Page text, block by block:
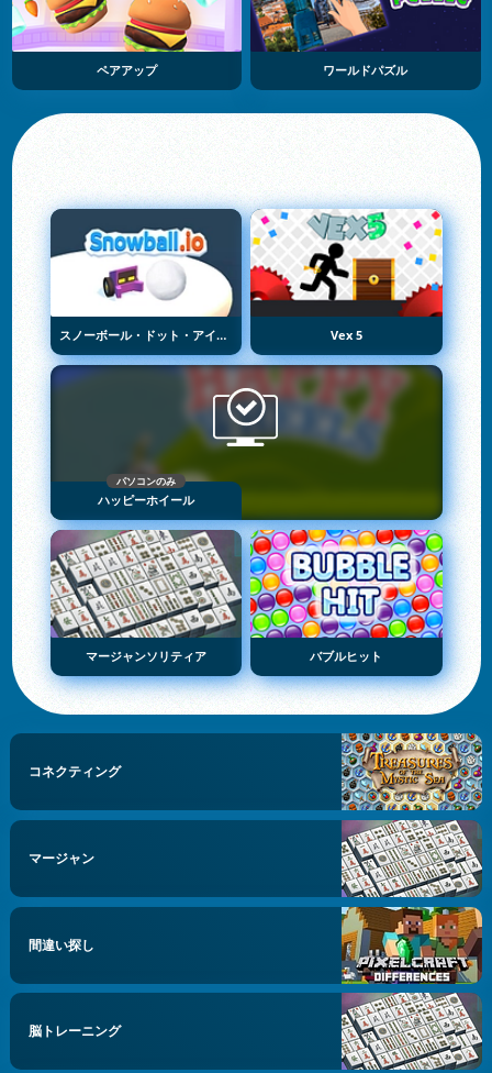
ペアアップ ワールドパズル
スノーボール・ドット・アイオー Vex 5
パソコンのみ
ハッピーホイール
マージャンソリティア バブルヒット
コネクティング
マージャン
間違い探し
脳トレーニング